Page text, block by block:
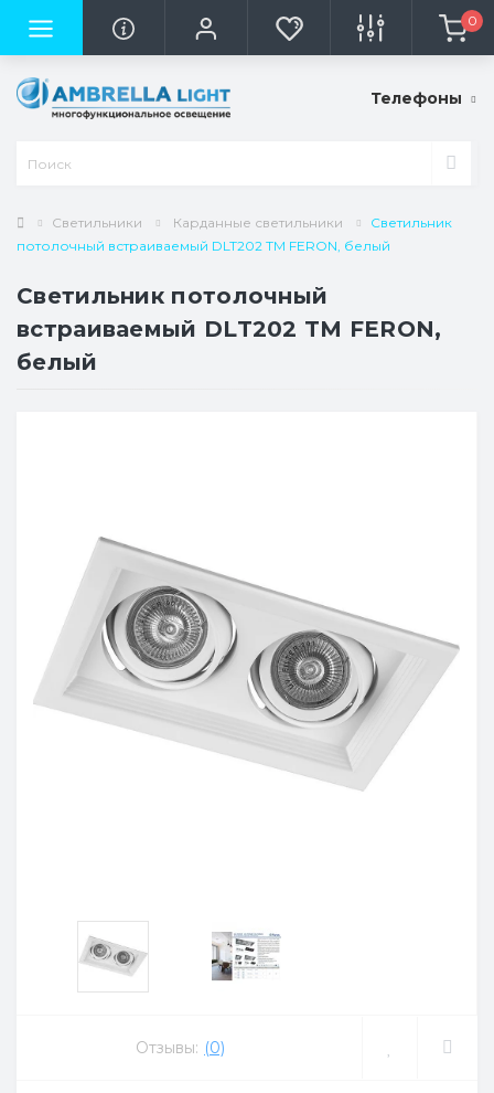
0
Телефоны
Светильники Карданные светильники
Светильник
потолочный встраиваемый DLT202 TM FERON, белый
Светильник потолочный
встраиваемый DLT202 TM FERON,
белый
Отзывы: (0)